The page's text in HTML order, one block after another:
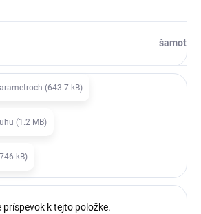
šamot
(643.7 kB)
(1.2 MB)
kB)
príspevok k tejto položke.